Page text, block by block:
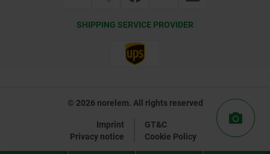
SHIPPING SERVICE PROVIDER
© 2026 norelem. All rights reserved
Imprint
GT&C
Privacy notice
Cookie Policy